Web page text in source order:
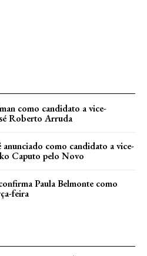
como candidato a vice-
Roberto Arruda
como candidato a vice-
Caputo pelo Novo
Paula Belmonte como
feira